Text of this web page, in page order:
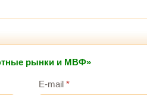
рынки и МВФ»
E-mail *